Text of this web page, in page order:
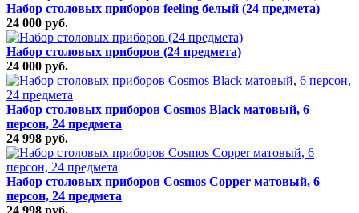
Набор столовых приборов feeling белый (24 предмета)
24 000 руб.
Набор столовых приборов (24 предмета)
24 000 руб.
Набор столовых приборов Cosmos Black матовый, 6
персон, 24 предмета
24 998 руб.
Набор столовых приборов Cosmos Copper матовый, 6
персон, 24 предмета
24 998 руб.